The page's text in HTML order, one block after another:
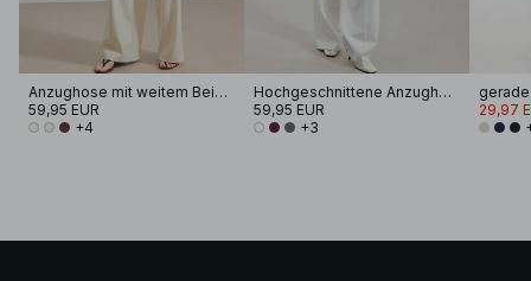
Anzughose mit weitem Bein und hohem Bund
59,95 EUR
+4
Hochgeschnittene Anzughose
59,95 EUR
+3
29,97